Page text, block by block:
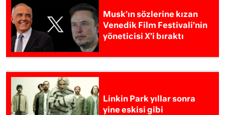
Musk’ın sözlerine kızan
Venedik Film Festivali’nin
yöneticisi X’i bıraktı
Linkin Park yıllar sonra
yine eskisi gibi